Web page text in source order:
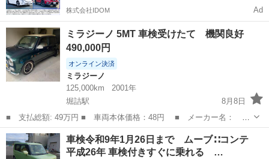
株式会社IDOM Ad
ミラジーノ 5MT 車検受けたて 機関良好
490,000円
オンライン決済
ミラジーノ
125,000km
2001年
堀詰駅
8月8日
■ 支払総額: 49万円 ■ 車両本体価格：48円 ■ メーカー名： ダ
イハツ ■ 車種名： ミラ ■ グレード名： ジーノ ■ 排気量：
660cc ■ ドア枚数： 5D ■ ミッション： 5MT ■ 修復歴有
無： ...
高知 高知市 堀詰駅 ミラジーノ
車検令和9年1月26日まで ムーブ∷コンテ
平成26年 車検付きすぐに乗れる …